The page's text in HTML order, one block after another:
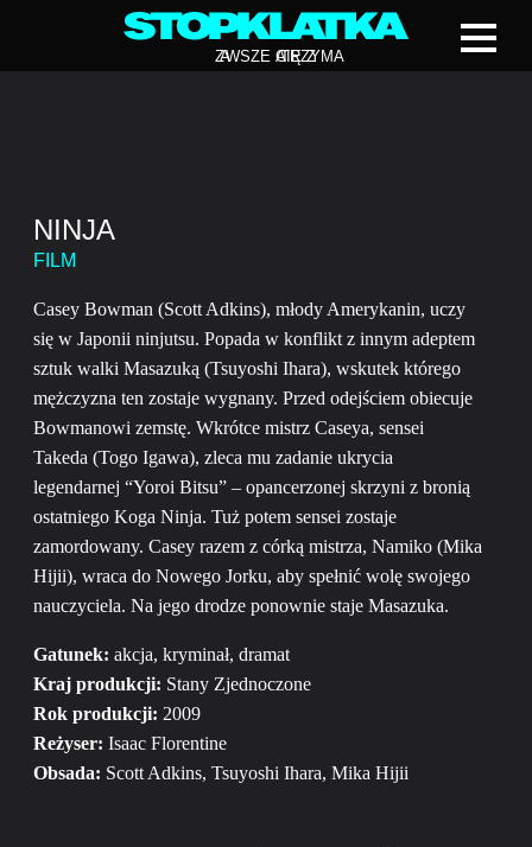
ZAWSZE CIĘ Z
ATRZYMA
NINJA
FILM
Casey Bowman (Scott Adkins), młody Amerykanin, uczy
się w Japonii ninjutsu. Popada w konflikt z innym adeptem
sztuk walki Masazuką (Tsuyoshi Ihara), wskutek którego
mężczyzna ten zostaje wygnany. Przed odejściem obiecuje
Bowmanowi zemstę. Wkrótce mistrz Caseya, sensei
Takeda (Togo Igawa), zleca mu zadanie ukrycia
legendarnej “Yoroi Bitsu” – opancerzonej skrzyni z bronią
ostatniego Koga Ninja. Tuż potem sensei zostaje
zamordowany. Casey razem z córką mistrza, Namiko (Mika
Hijii), wraca do Nowego Jorku, aby spełnić wolę swojego
nauczyciela. Na jego drodze ponownie staje Masazuka.
Gatunek: akcja, kryminał, dramat
Kraj produkcji: Stany Zjednoczone
Rok produkcji: 2009
Reżyser: Isaac Florentine
Obsada: Scott Adkins, Tsuyoshi Ihara, Mika Hijii